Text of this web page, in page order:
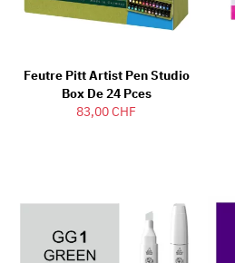
Feutre Pitt Artist Pen Studio
Box De 24 Pces
83,00 CHF